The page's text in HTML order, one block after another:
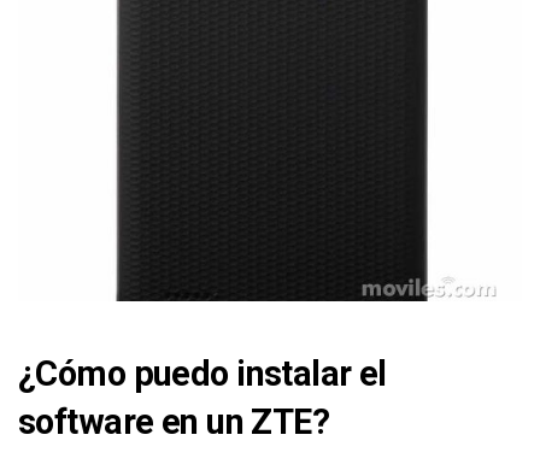
¿Cómo puedo instalar el
software en un ZTE?